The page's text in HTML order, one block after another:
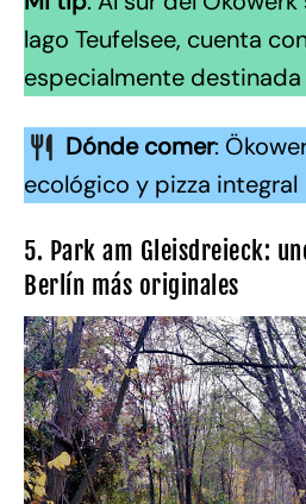
lago Teufelsee, cuenta
especialmente destinada
Dónde comer:
ecológico y pizza integral
5. Park am Gleisdreieck:
Berlín más originales